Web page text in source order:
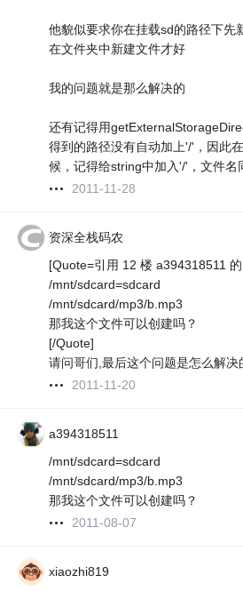
他貌似要求你在挂载sd的路径下先
在文件夹中新建文件才好
我的问题就是那么解决的
还有记得用
得到的路径没有自动加上'/'，因此
候，记得给string中加入'/'，文件名
2011-11-28
资深全栈码农
[Quote=引用 12 楼 a394318511
/mnt/sdcard=sdcard
/mnt/sdcard/mp3/b.mp3
那我这个文件可以创建吗？
[/Quote]
请问哥们,最后这个问题是怎么解决
2011-11-20
a394318511
/mnt/sdcard=sdcard
/mnt/sdcard/mp3/b.mp3
那我这个文件可以创建吗？
2011-08-07
xiaozhi819